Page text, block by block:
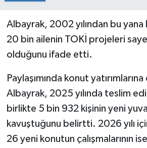
Albayrak, 2002 yılından bu yana
20 bin ailenin TOKİ projeleri
olduğunu ifade etti.
Paylaşımında konut
Albayrak, 2025 yılında teslim
birlikte 5 bin 932 kişinin yeni
kavuştuğunu belirtti. 2026 yılı
26 yeni konutun çalışmalarının ise